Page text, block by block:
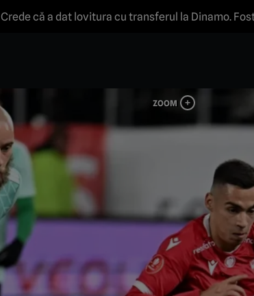
Crede că a dat lovitura cu transferul la Dinamo.